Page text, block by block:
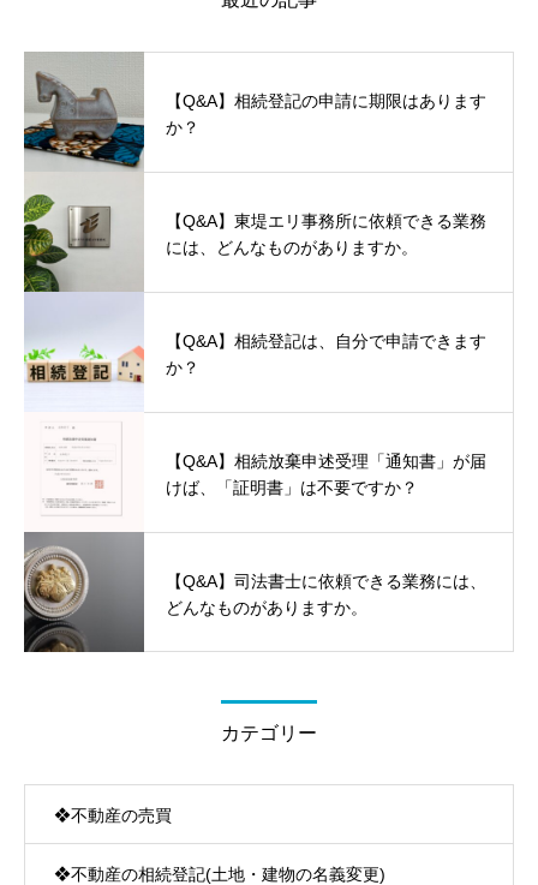
【Q&A】相続登記の申請に期限はあります
か？
【Q&A】東堤エリ事務所に依頼できる業務
には、どんなものがありますか。
【Q&A】相続登記は、自分で申請できます
か？
【Q&A】相続放棄申述受理「通知書」が届
けば、「証明書」は不要ですか？
【Q&A】司法書士に依頼できる業務には、
どんなものがありますか。
カテゴリー
❖不動産の売買
❖不動産の相続登記(土地・建物の名義変更)